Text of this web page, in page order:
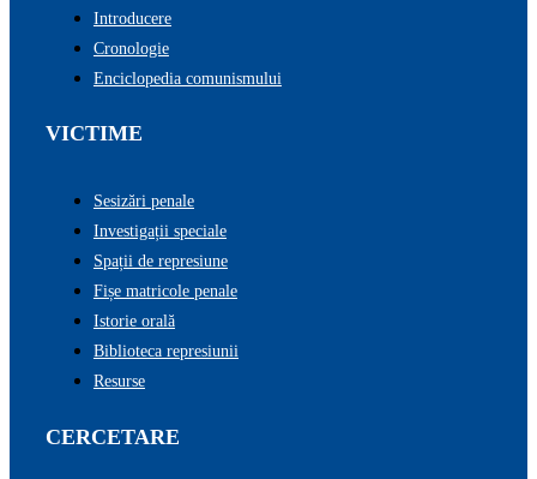
Introducere
Cronologie
Enciclopedia comunismului
VICTIME
Sesizări penale
Investigații speciale
Spații de represiune
Fișe matricole penale
Istorie orală
Biblioteca represiunii
Resurse
CERCETARE